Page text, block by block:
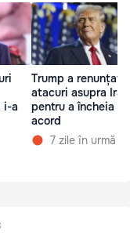
i-a
Trump a renunțat
atacuri asupra
pentru a încheia un
acord
7 zile în urmă